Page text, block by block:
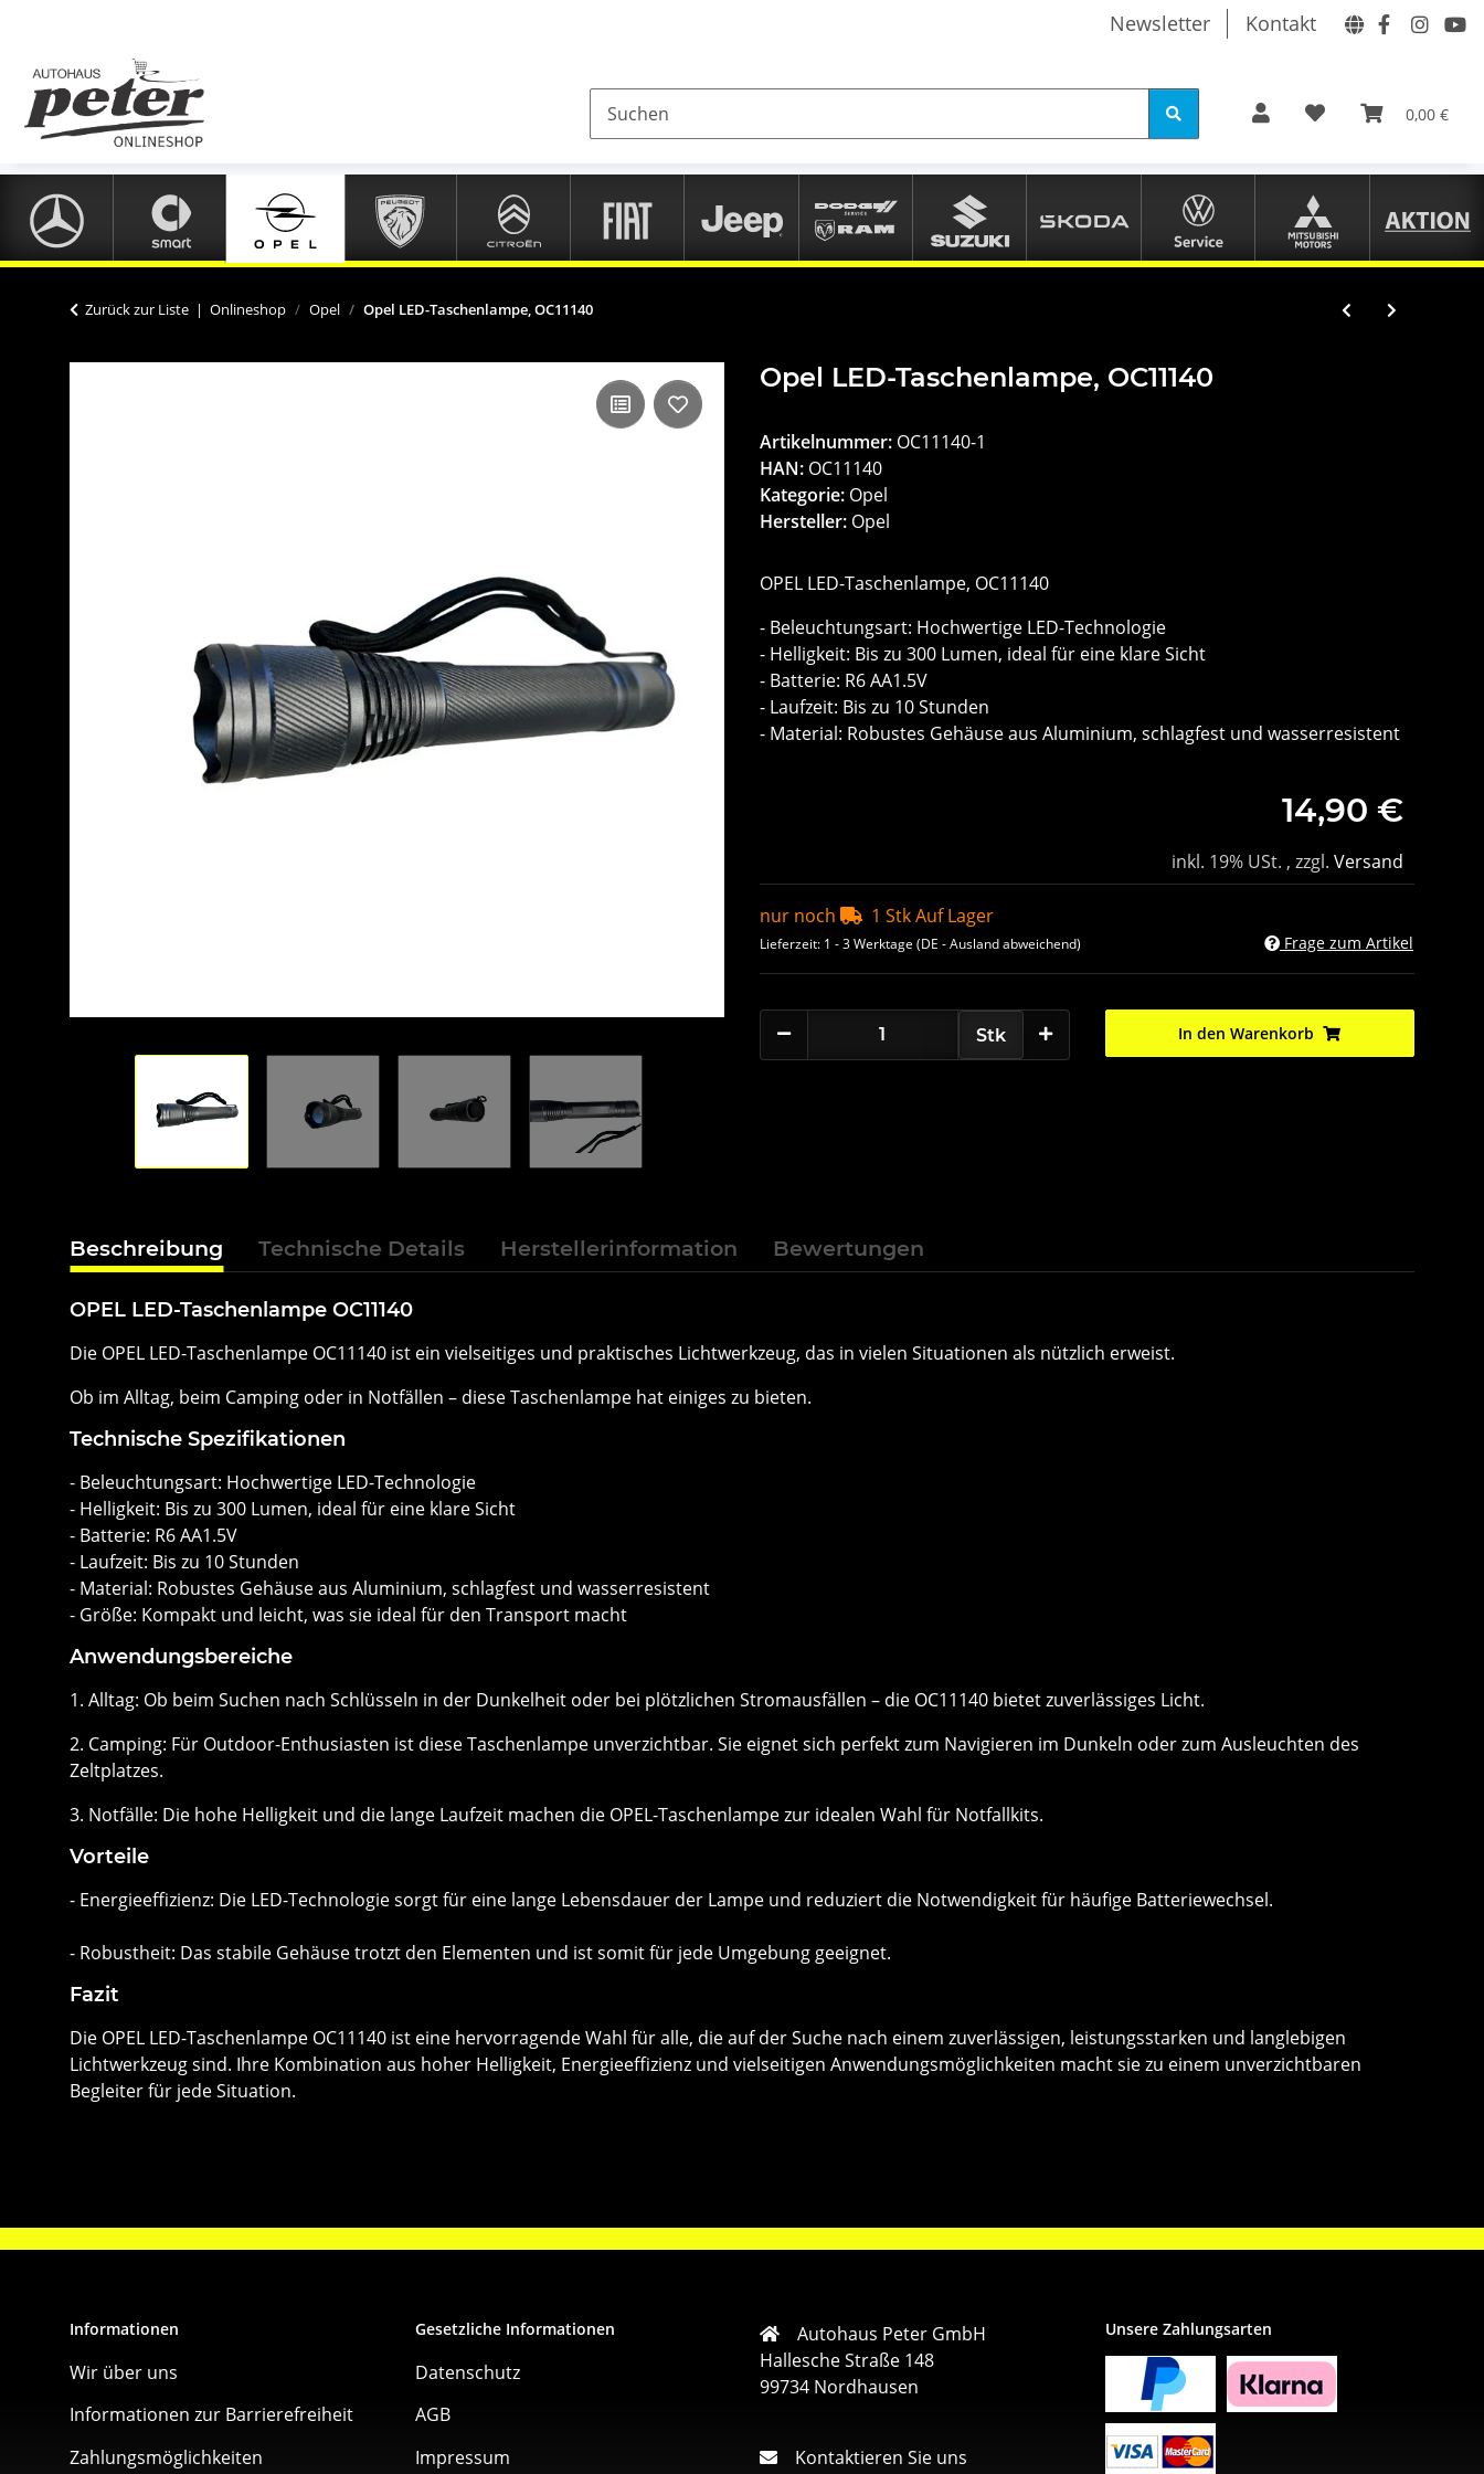
Newsletter Kontakt
0,00 €
Zurück zur Liste Onlineshop Opel Opel LED-Taschenlampe, OC11140
Opel LED-Taschenlampe, OC11140
Artikelnummer: OC11140-1
HAN: OC11140
Kategorie: Opel
Hersteller: Opel
OPEL LED-Taschenlampe, OC11140
- Beleuchtungsart: Hochwertige LED-Technologie
- Helligkeit: Bis zu 300 Lumen, ideal für eine klare Sicht
- Batterie: R6 AA1.5V
- Laufzeit: Bis zu 10 Stunden
- Material: Robustes Gehäuse aus Aluminium, schlagfest und wasserresistent
14,90 €
inkl. 19% USt. , zzgl. Versand
nur noch 1 Stk Auf Lager
Lieferzeit: 1 - 3 Werktage (DE - Ausland abweichend) Frage zum Artikel
Stk In den Warenkorb
Beschreibung Technische Details Herstellerinformation Bewertungen
OPEL LED-Taschenlampe OC11140
Die OPEL LED-Taschenlampe OC11140 ist ein vielseitiges und praktisches Lichtwerkzeug, das in vielen Situationen als nützlich erweist.
Ob im Alltag, beim Camping oder in Notfällen – diese Taschenlampe hat einiges zu bieten.
Technische Spezifikationen
- Beleuchtungsart: Hochwertige LED-Technologie
- Helligkeit: Bis zu 300 Lumen, ideal für eine klare Sicht
- Batterie: R6 AA1.5V
- Laufzeit: Bis zu 10 Stunden
- Material: Robustes Gehäuse aus Aluminium, schlagfest und wasserresistent
- Größe: Kompakt und leicht, was sie ideal für den Transport macht
Anwendungsbereiche
1. Alltag: Ob beim Suchen nach Schlüsseln in der Dunkelheit oder bei plötzlichen Stromausfällen – die OC11140 bietet zuverlässiges Licht.
2. Camping: Für Outdoor-Enthusiasten ist diese Taschenlampe unverzichtbar. Sie eignet sich perfekt zum Navigieren im Dunkeln oder zum Ausleuchten des
Zeltplatzes.
3. Notfälle: Die hohe Helligkeit und die lange Laufzeit machen die OPEL-Taschenlampe zur idealen Wahl für Notfallkits.
Vorteile
- Energieeffizienz: Die LED-Technologie sorgt für eine lange Lebensdauer der Lampe und reduziert die Notwendigkeit für häufige Batteriewechsel.
- Robustheit: Das stabile Gehäuse trotzt den Elementen und ist somit für jede Umgebung geeignet.
Fazit
Die OPEL LED-Taschenlampe OC11140 ist eine hervorragende Wahl für alle, die auf der Suche nach einem zuverlässigen, leistungsstarken und langlebigen
Lichtwerkzeug sind. Ihre Kombination aus hoher Helligkeit, Energieeffizienz und vielseitigen Anwendungsmöglichkeiten macht sie zu einem unverzichtbaren
Begleiter für jede Situation.
Informationen
Wir über uns
Informationen zur Barrierefreiheit
Zahlungsmöglichkeiten
Gesetzliche Informationen
Datenschutz
AGB
Impressum
Autohaus Peter GmbH
Hallesche Straße 148
99734 Nordhausen
Kontaktieren Sie uns
Unsere Zahlungsarten